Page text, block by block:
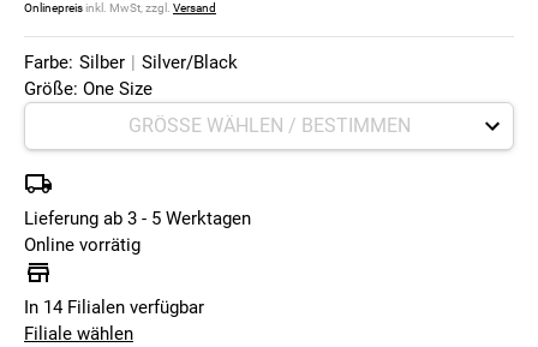
Onlinepreisinkl. MwSt, zzgl. Versand
Farbe: Silber | Silver/Black
Größe: One Size
Lieferung ab 3 - 5 Werktagen
Online vorrätig
In 14 Filialen verfügbar
Filiale wählen